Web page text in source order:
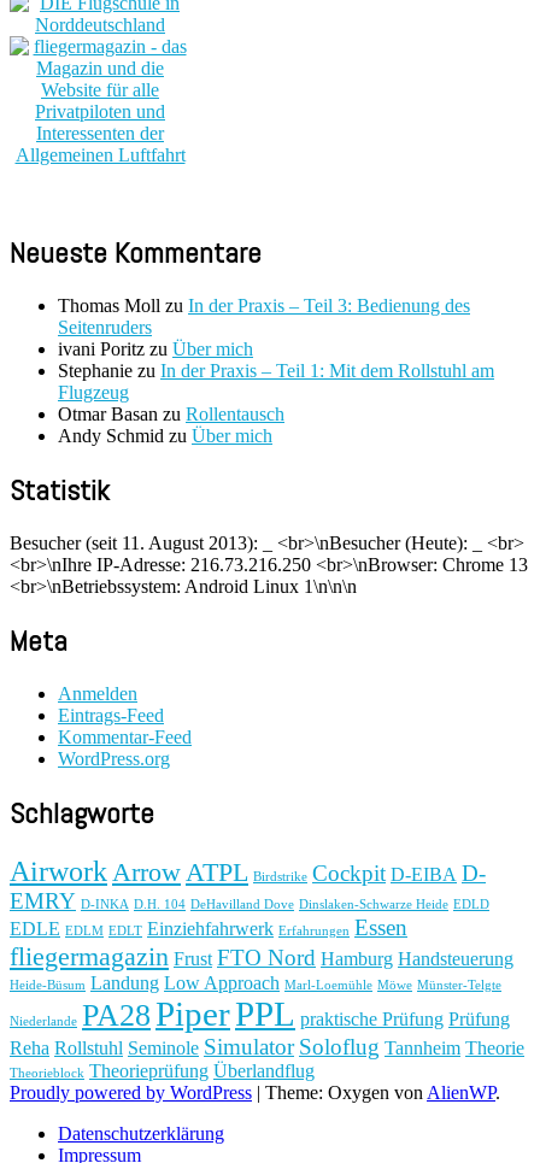
Neueste Kommentare
Thomas Moll zu In der Praxis – Teil 3: Bedienung des
Seitenruders
ivani Poritz zu Über mich
Stephanie zu In der Praxis – Teil 1: Mit dem Rollstuhl am
Flugzeug
Otmar Basan zu Rollentausch
Andy Schmid zu Über mich
Statistik
Besucher (seit 11. August 2013): <br>\nBesucher (Heute):
<br>
<br>\nIhre IP-Adresse: 216.73.216.250 <br>\nBrowser: Chrome 13
<br>\nBetriebssystem: Android Linux 1\n\n\n
Meta
Anmelden
Eintrags-Feed
Kommentar-Feed
WordPress.org
Schlagworte
AirworkArrowATPL Birdstrike Cockpit D-EIBA D-
EMRY D-INKA D.H. 104 DeHavilland Dove Dinslaken-Schwarze Heide EDLD
EDLE EDLM EDLT Einziehfahrwerk Erfahrungen Essen
fliegermagazin Frust FTO Nord Hamburg Handsteuerung
Heide-Büsum Landung Low Approach Marl-Loemühle Möwe Münster-Telgte
Niederlande PA28PiperPPL praktische Prüfung Prüfung
Reha Rollstuhl Seminole Simulator Soloflug Tannheim Theorie
Theorieblock Theorieprüfung Überlandflug
Proudly powered by WordPress | Theme: Oxygen vonAlienWP.
Datenschutzerklärung
Impressum